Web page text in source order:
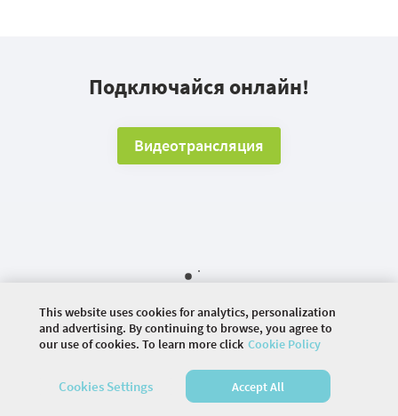
Подключайся онлайн!
Видеотрансляция
© 2026 COMMUNITY COMPANY. ALL RIGHTS
This website uses cookies for analytics, personalization
and advertising. By continuing to browse, you agree to
our use of cookies. To learn more click Cookie Policy
Cookies Settings Accept All